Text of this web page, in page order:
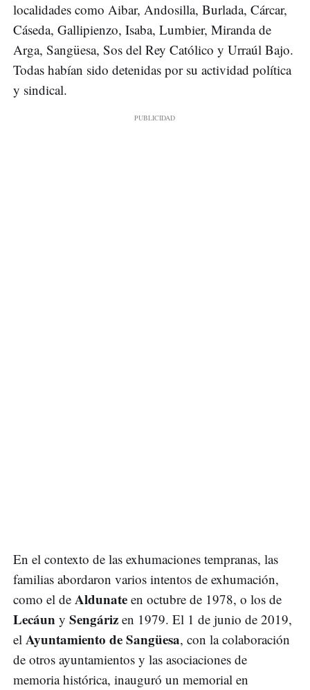
localidades como Aibar, Andosilla, Burlada, Cárcar,
Cáseda, Gallipienzo, Isaba, Lumbier, Miranda de
Arga, Sangüesa, Sos del Rey Católico y Urraúl Bajo.
Todas habían sido detenidas por su actividad política
y sindical.
En el contexto de las exhumaciones tempranas, las
familias abordaron varios intentos de exhumación,
como el de Aldunate en octubre de 1978, o los de
Lecáun y Sengáriz en 1979. El 1 de junio de 2019,
el Ayuntamiento de Sangüesa, con la colaboración
de otros ayuntamientos y las asociaciones de
memoria histórica, inauguró un memorial en